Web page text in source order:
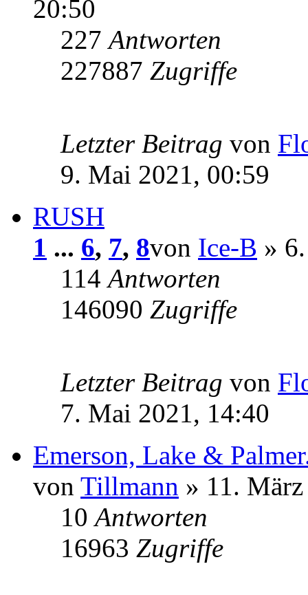
20:50
227Antworten
227887 Zugriffe
Letzter Beitrag von
9. Mai 2021, 00:59
RUSH
1 ... 6, 7, 8von Ice-B »
114Antworten
146090 Zugriffe
Letzter Beitrag von
7. Mai 2021, 14:40
Emerson, Lake &
von Tillmann » 11.
10Antworten
16963 Zugriffe